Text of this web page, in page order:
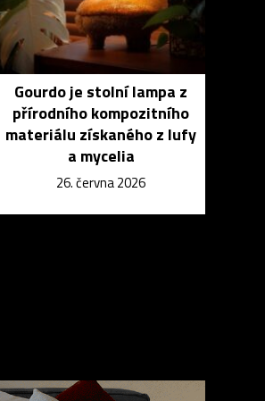
Gourdo je stolní lampa z
přírodního kompozitního
materiálu získaného z lufy
a mycelia
26. června 2026